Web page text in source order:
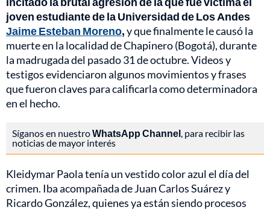
joven estudiante de la Universidad de Los Andes
Jaime Esteban Moreno,y que finalmente le causó la
muerte en la localidad de Chapinero (Bogotá), durante
la madrugada del pasado 31 de octubre. Videos y
testigos evidenciaron algunos movimientos y frases
que fueron claves para calificarla como determinadora
en el hecho.
Síganos en nuestroWhatsApp Channel , para recibir las
noticias de mayor interés
Kleidymar Paola tenía un vestido color azul el día del
crimen. Iba acompañada de Juan Carlos Suárez y
Ricardo González, quienes ya están siendo procesos